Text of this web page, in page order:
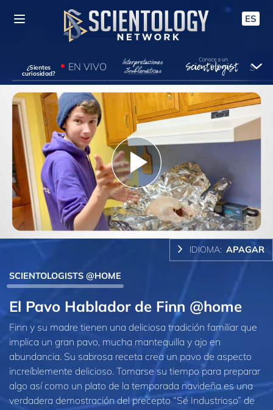
ES
¿Sientes
curiosidad?
EN VIVO
Play
Video
IDIOMA: APAGAR
SCIENTOLOGISTS @HOME
El Pavo Hablador de Finn @home
Finn y su madre tienen una deliciosa tradición familiar que
implica un gran pavo, mucha mantequilla y ajo en
abundancia. Su sabrosa receta crea un pavo de aspecto
increíblemente delicioso. Tomarse su tiempo para preparar
algo así como un plato de la temporada navideña es una
verdadera demostración del precepto “Sé Industrioso” de